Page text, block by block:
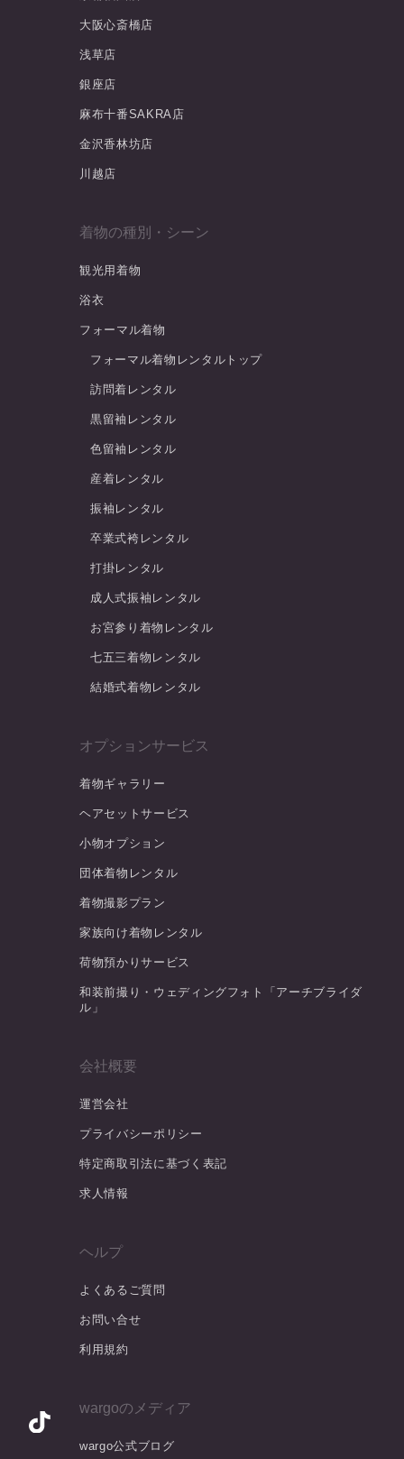
大阪心斎橋店
浅草店
銀座店
麻布十番SAKRA店
金沢香林坊店
川越店
着物の種別・シーン
観光用着物
浴衣
フォーマル着物
フォーマル着物レンタルトップ
訪問着レンタル
黒留袖レンタル
色留袖レンタル
産着レンタル
振袖レンタル
卒業式袴レンタル
打掛レンタル
成人式振袖レンタル
お宮参り着物レンタル
七五三着物レンタル
結婚式着物レンタル
オプションサービス
着物ギャラリー
ヘアセットサービス
小物オプション
団体着物レンタル
着物撮影プラン
家族向け着物レンタル
荷物預かりサービス
和装前撮り・ウェディングフォト「アーチブライダ
ル」
会社概要
運営会社
プライバシーポリシー
特定商取引法に基づく表記
求人情報
ヘルプ
よくあるご質問
お問い合せ
利用規約
wargoのメディア
wargo公式ブログ